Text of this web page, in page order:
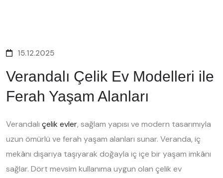
15.12.2025
Verandalı Çelik Ev Modelleri ile
Ferah Yaşam Alanları
Verandalı çelik evler, sağlam yapısı ve modern tasarımıyla
uzun ömürlü ve ferah yaşam alanları sunar. Veranda, iç
mekânı dışarıya taşıyarak doğayla iç içe bir yaşam imkânı
sağlar. Dört mevsim kullanıma uygun olan çelik ev